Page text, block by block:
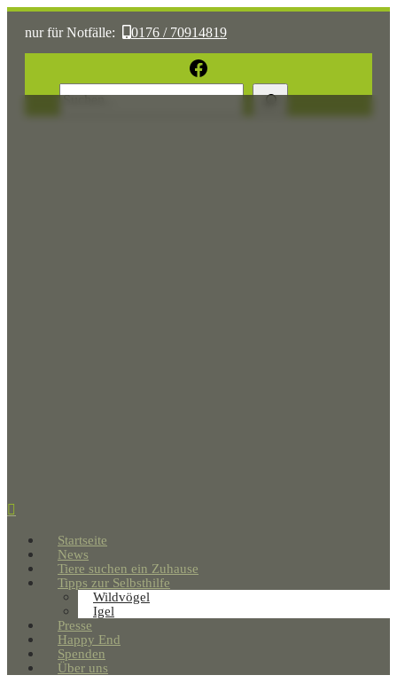
nur für Notfälle: 0176 / 70914819
Sonst: tierhilfe.wolfsburg@t-online.de
Facebook
Startseite
News
Tiere suchen ein Zuhause
Tipps zur Selbsthilfe
Wildvögel
Igel
Presse
Happy End
Spenden
Über uns